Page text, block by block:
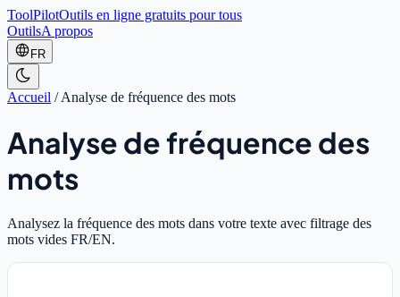
ToolPilotOutils en ligne gratuits pour tous
OutilsA propos
FR
Accueil /Analyse de fréquence des mots
Analyse de fréquence des
mots
Analysez la fréquence des mots dans votre texte avec filtrage des
mots vides FR/EN.